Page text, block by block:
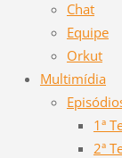
Chat
Equipe
Orkut
Multimídia
1ª
2ª